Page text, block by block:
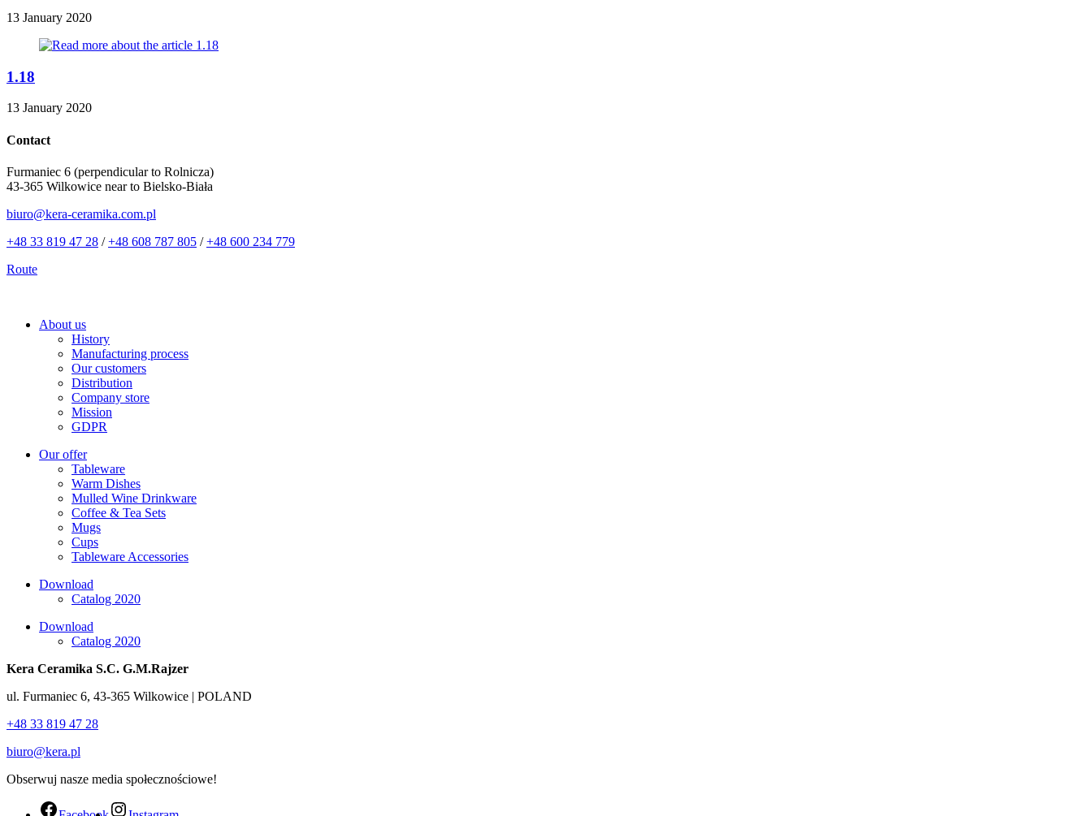
13 January 2020
1.18
13 January 2020
Contact
Furmaniec 6 (perpendicular to Rolnicza)
43-365 Wilkowice near to Bielsko-Biała
biuro@kera-ceramika.com.pl
+48 33 819 47 28 /+48 608 787 805 /+48 600 234 779
Route
About us
History
Manufacturing process
Our customers
Distribution
Company store
Mission
GDPR
Our offer
Tableware
Warm Dishes
Mulled Wine Drinkware
Coffee & Tea Sets
Mugs
Cups
Tableware Accessories
Download
Catalog 2020
Download
Catalog 2020
Kera Ceramika S.C. G.M.Rajzer
ul. Furmaniec 6, 43-365 Wilkowice | POLAND
+48 33 819 47 28
biuro@kera.pl
Obserwuj nasze media społecznościowe!